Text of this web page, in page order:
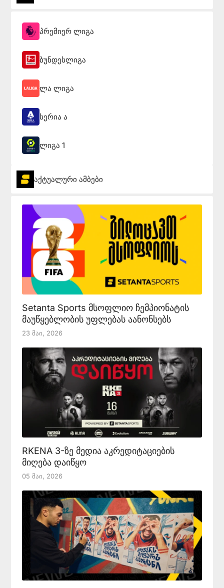
პრემიერ ლიგა
ბუნდესლიგა
ლა ლიგა
სერია ა
ლიგა 1
აქტუალური ამბები
Setanta Sports მსოფლიო ჩემპიონატის
მაუწყებლობის უფლებას აანონსებს
23 Მაი, 2026
RKENA 3-ზე მედია აკრედიტაციების
მიღება დაიწყო
05 Მაი, 2026